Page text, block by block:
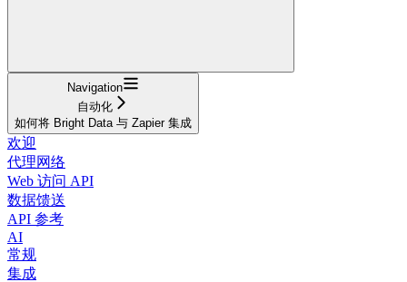
Navigation
自动化
如何将 Bright Data 与 Zapier 集成
欢迎
代理网络
Web 访问 API
数据馈送
API 参考
AI
常规
集成